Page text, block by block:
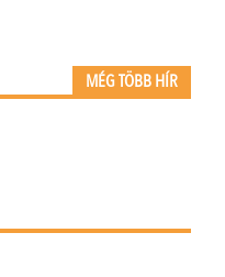
MÉG TÖBB HÍR